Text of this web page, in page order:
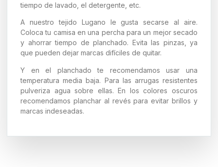
tiempo de lavado, el detergente, etc.
A nuestro tejido Lugano le gusta secarse al aire.
Coloca tu camisa en una percha para un mejor secado
y ahorrar tiempo de planchado. Evita las pinzas, ya
que pueden dejar marcas difíciles de quitar.
Y en el planchado te recomendamos usar una
temperatura media baja. Para las arrugas resistentes
pulveriza agua sobre ellas. En los colores oscuros
recomendamos planchar al revés para evitar brillos y
marcas indeseadas.